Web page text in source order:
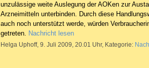
unzulässige weite Auslegung der AOKen zur
Arzneimitteln unterbinden. Durch diese
auch noch unterstützt werde, würden
getreten. Nachricht lesen
Helga Uphoff, 9. Juli 2009, 20.01 Uhr, Kategorie: